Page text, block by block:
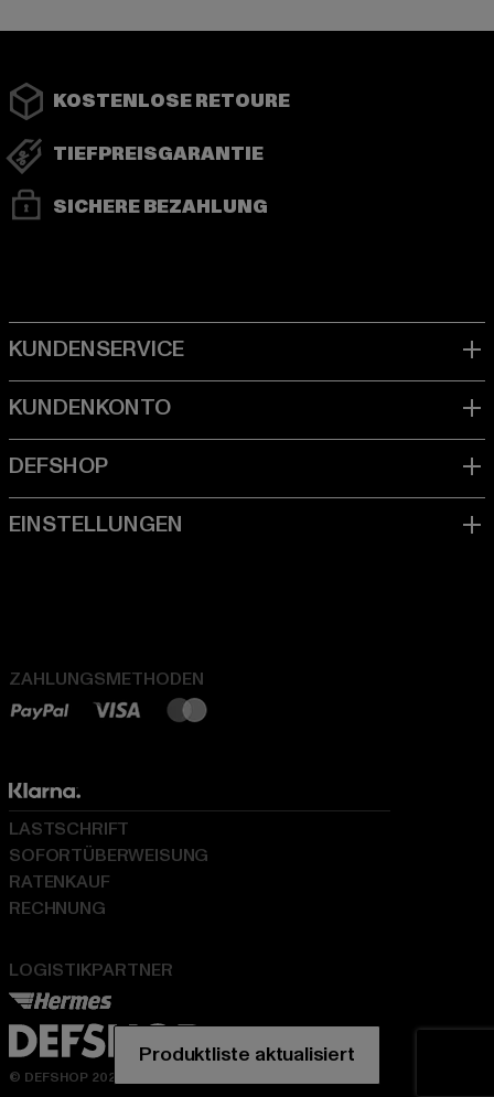
KOSTENLOSE RETOURE
TIEFPREISGARANTIE
SICHERE BEZAHLUNG
ZAHLUNGSMETHODEN
LOGISTIKPARTNER
LASTSCHRIFT
SOFORTÜBERWEISUNG
RATENKAUF
RECHNUNG
© DEFSHOP 2026. Alle Rechte vorbehalten